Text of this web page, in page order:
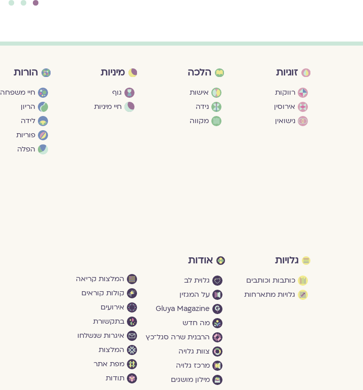
1
זוגיות
רווקות
אירוסין
נישואין
הלכה
אישות
נידה
מקווה
מיניות
גוף
חיי מיניות
הורות
חיי משפחה
הריון
לידה
פוריות
הפלה
גלויות
כותבות וכותבים
גלויות מתארחות
אודות
גלוית לב
על המגזין
Gluya Magazine
מה חדש
הרבנית שרה סגל־כץ
צוות גלויה
מרכז גלויה
מילון מושגים
המלצות קריאה
קולות קוראים
אירועים
בתקשורת
איגרות שנשלחו
המלצות
מפת אתר
תודות